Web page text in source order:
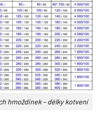
hmoždinek – délky kotvení